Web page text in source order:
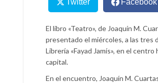
El libro «Teatro», de Joaquín M.
presentado el miércoles, a las tres
Librería «Fayad Jamís», en el
capital.
En el encuentro, Joaquín M.